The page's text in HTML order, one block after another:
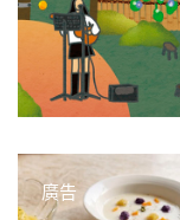
廣告